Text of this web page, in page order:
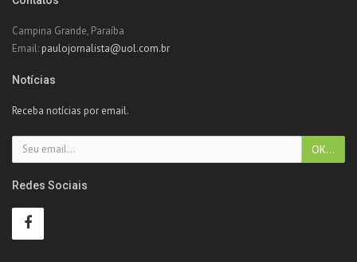
Campina Grande, Paraíba
Email: paulojornalista@uol.com.br
Notícias
Receba notícias por email.
Redes Sociais